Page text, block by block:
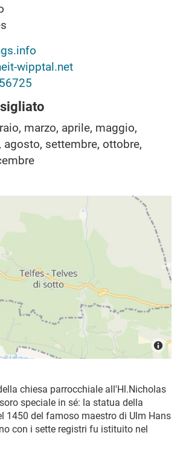
wipptal.net
marzo, aprile, maggio,
agosto, settembre, ottobre,
chiesa parrocchiale all'Hl.Nicholas
speciale in sé: la statua della
1450 del famoso maestro di Ulm Hans
con i sette registri fu istituito nel